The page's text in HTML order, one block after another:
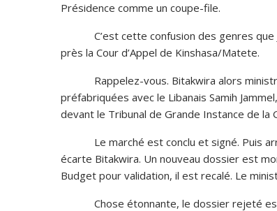
Présidence comme un coupe-file.
C’est cette confusion des genres que
près la Cour d’Appel de Kinshasa/Matete.
Rappelez-vous. Bitakwira alors ministre
préfabriquées avec le Libanais Samih
devant le Tribunal de Grande Instance de la
Le marché est conclu et signé. Puis
écarte Bitakwira. Un nouveau dossier est
Budget pour validation, il est recalé. Le
Chose étonnante, le dossier rejeté est